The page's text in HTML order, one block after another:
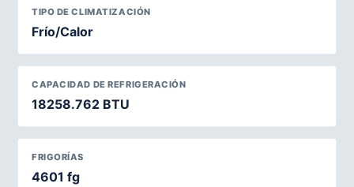
TIPO DE CLIMATIZACIÓN
Frío/Calor
CAPACIDAD DE REFRIGERACIÓN
18258.762 BTU
FRIGORÍAS
4601 fg